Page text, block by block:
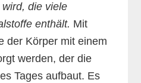
die viele
enthält. Mit
der Körper mit einem
werden, der die
Tages aufbaut. Es